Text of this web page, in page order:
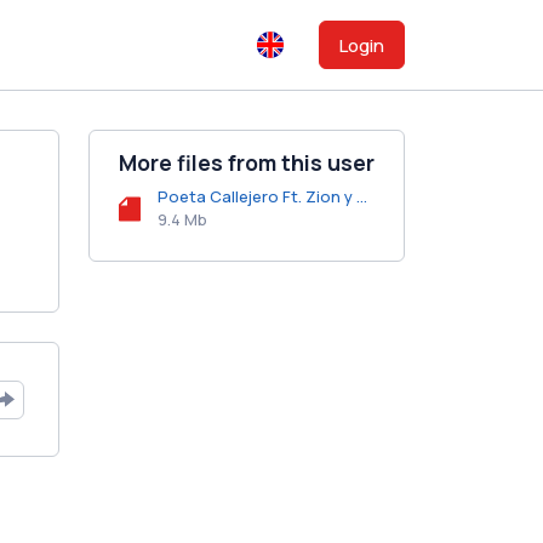
Login
More files from this user
Poeta Callejero Ft. Zion y Lennox Y Farruko - Kamasutra (Official Remix).mp3
9.4 Mb